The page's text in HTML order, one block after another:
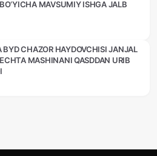
MAVSUMIY ISHGA JALB
BYD CHAZOR HAYDOVCHISI JANJAL
MASHINANI QASDDAN URIB